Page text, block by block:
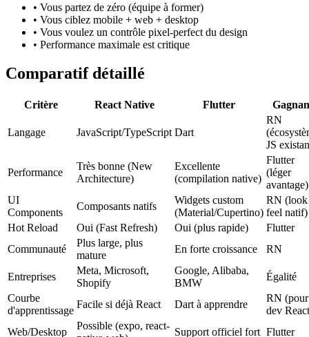
• Vous partez de zéro (équipe à former)
• Vous ciblez mobile + web + desktop
• Vous voulez un contrôle pixel-perfect du design
• Performance maximale est critique
Comparatif détaillé
Critère React Native Flutter
Langage JavaScript/TypeScript Dart
RN
JS
Performance
Très bonne (New
Architecture)
Excellente
(compilation native)
Flutter
(léger
avantage)
UI
Components
Composants natifs
Widgets custom
(Material/Cupertino)
RN
feel natif)
Hot Reload
Oui (Fast Refresh) Oui (plus rapide)
Flutter
Communauté
Plus large, plus
mature
En forte croissance RN
Entreprises
Meta, Microsoft,
Shopify
Google, Alibaba,
BMW
Égalité
Courbe
d'apprentissage
Facile si déjà React Dart à apprendre
RN (pour
dev
Web/Desktop
Possible (expo, react-
Support officiel fort Flutter